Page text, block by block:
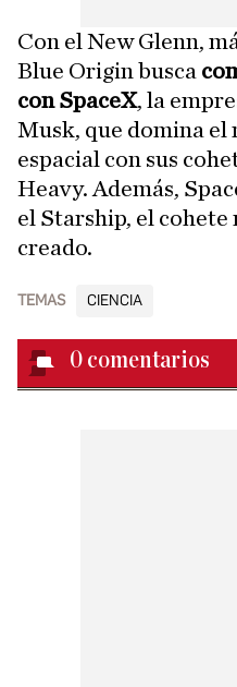
Con el New Glenn,
Blue Origin busca
con SpaceX, la
Musk, que domina el
espacial con sus
Heavy. Además,
el Starship, el cohete
creado.
TEMAS CIENCIA
0 comentarios